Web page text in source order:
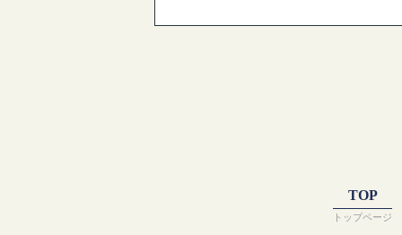
TOP
トップページ